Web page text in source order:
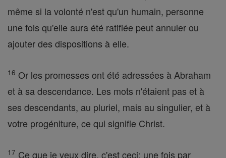
même si la volonté n'est qu'un humain, personne
une fois qu'elle aura été ratifiée peut annuler ou
ajouter des dispositions à elle.
16 Or les promesses ont été adressées à Abraham
et à sa descendance. Les mots n'étaient pas et à
ses descendants, au pluriel, mais au singulier, et à
votre progéniture, ce qui signifie Christ.
17 Ce que je veux dire, c'est ceci: une fois par